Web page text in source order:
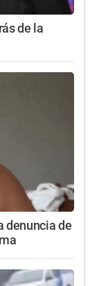
de la
denuncia de